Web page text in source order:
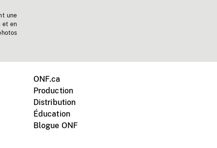
une
et en
ONF.ca
Production
Distribution
Éducation
Blogue ONF